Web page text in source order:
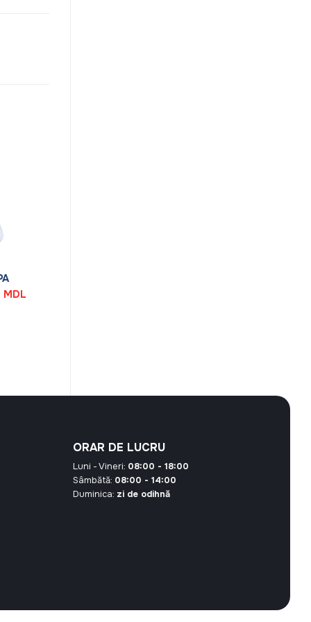
MDLPrețul
ORAR DE LUCRU
Luni - Vineri: 08:00 - 18:00
Sâmbătă: 08:00 - 14:00
Duminica: zi de odihnă